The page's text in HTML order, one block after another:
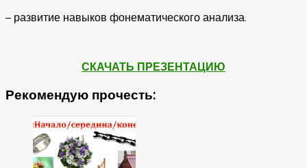
– развитие навыков фонематического анализа.
СКАЧАТЬ ПРЕЗЕНТАЦИЮ
Рекомендую прочесть: